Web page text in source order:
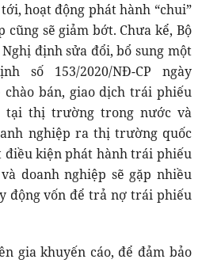
hoạt động phát hành “chui”
sẽ giảm bớt. Chưa kể, Bộ
định sửa đổi, bổ sung một
số 153/2020/NĐ-CP ngày
chào bán, giao dịch trái phiếu
tại thị trường trong nước và
nghiệp ra thị trường quốc
điều kiện phát hành trái phiếu
doanh nghiệp sẽ gặp nhiều
động vốn để trả nợ trái phiếu
gia khuyến cáo, để đảm bảo